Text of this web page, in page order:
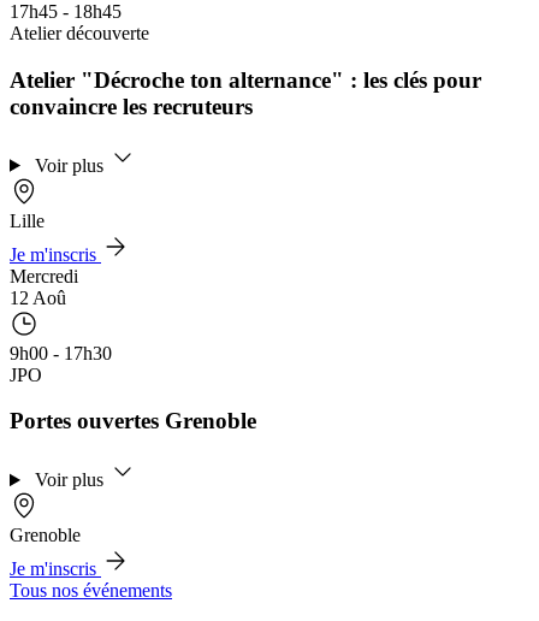
17h45 - 18h45
Atelier découverte
Atelier "Décroche ton alternance" : les clés pour
convaincre les recruteurs
Voir plus
Lille
Je m'inscris
Mercredi
12 Aoû
9h00 - 17h30
JPO
Portes ouvertes Grenoble
Voir plus
Grenoble
Je m'inscris
Tous nos événements